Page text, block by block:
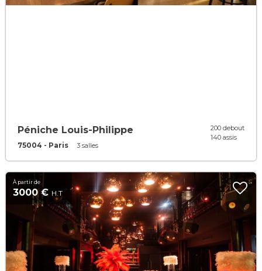
Péniche Louis-Philippe
75004 - Paris 3 salles
200 debout
140 assis
À partir de
3000 € H.T